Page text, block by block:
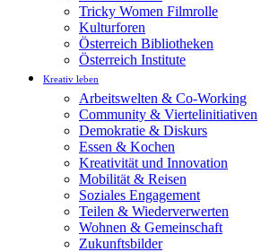
Tricky Women Filmrolle
Kulturforen
Österreich Bibliotheken
Österreich Institute
Kreativ leben
Arbeitswelten & Co-Working
Community & Viertelinitiativen
Demokratie & Diskurs
Essen & Kochen
Kreativität und Innovation
Mobilität & Reisen
Soziales Engagement
Teilen & Wiederverwerten
Wohnen & Gemeinschaft
Zukunftsbilder